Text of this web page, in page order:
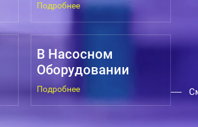
Подробнее
В Насосном
Оборудовании
Подробнее